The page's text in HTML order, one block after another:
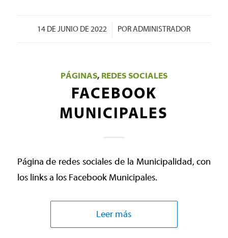
14 DE JUNIO DE 2022
/ PORADMINISTRADOR
PÁGINAS, REDES SOCIALES
FACEBOOK
MUNICIPALES
Página de redes sociales de la Municipalidad, con
los links a los Facebook Municipales.
Leer más